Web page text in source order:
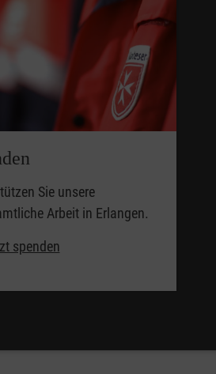
Sie unsere
Arbeit in Erlangen.
spenden